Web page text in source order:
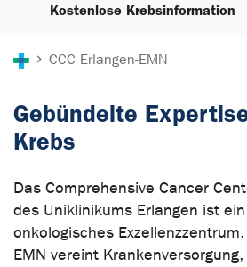
Kostenlose Krebsinformation
CCC Erlangen-EMN
Gebündelte
Krebs
Das Comprehensive Cancer
des Uniklinikums Erlangen ist
onkologisches Exzellenzzentrum.
EMN vereint